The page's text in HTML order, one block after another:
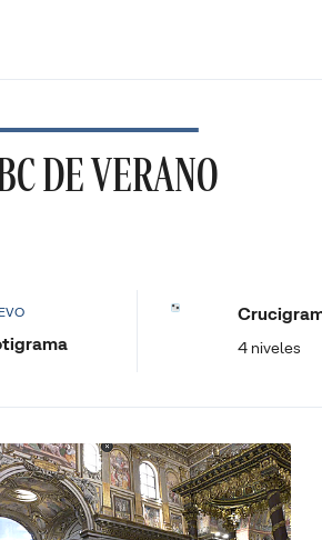
DE VERANO
4 niveles